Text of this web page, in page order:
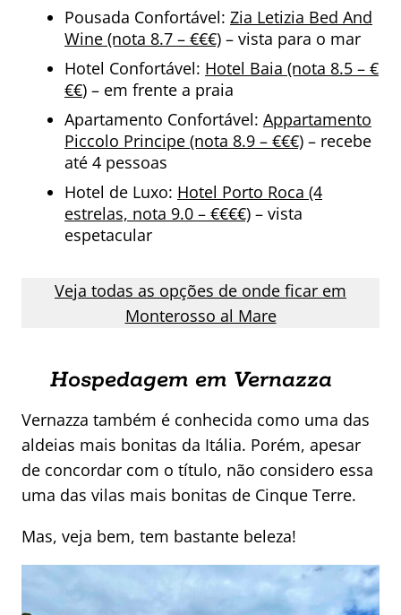
Pousada Confortável: Zia Letizia Bed And
Wine (nota 8.7 – €€€) – vista para o mar
Hotel Confortável: Hotel Baia (nota 8.5 – €
€€) – em frente a praia
Apartamento Confortável: Appartamento
Piccolo Principe (nota 8.9 – €€€) – recebe
até 4 pessoas
Hotel de Luxo: Hotel Porto Roca (4
estrelas, nota 9.0 – €€€€) – vista
espetacular
Veja todas as opções de onde ficar em
Monterosso al Mare
Hospedagem em Vernazza
Vernazza também é conhecida como uma das
aldeias mais bonitas da Itália. Porém, apesar
de concordar com o título, não considero essa
uma das vilas mais bonitas de Cinque Terre.
Mas, veja bem, tem bastante beleza!